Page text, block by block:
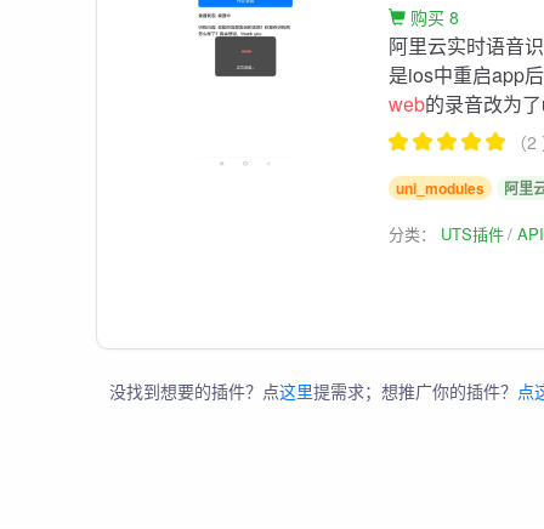
购买 8
阿里云实时语音
是ios中重启app
web的录音改为
（
uni_modules 阿里
分类： UTS插件
没找到想要的插件？点这里提需求；想推广你的插件？ 点